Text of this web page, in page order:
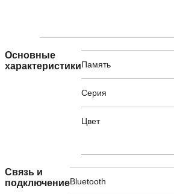
Основные
характеристикиПамять
Серия
Цвет
Связь и
подключениеBluetooth